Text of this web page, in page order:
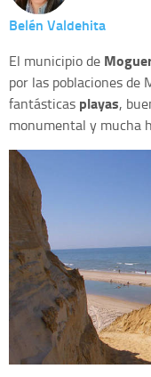
Belén Valdehita
El municipio de
por las poblaciones de
fantásticas playas,
monumental y mucha